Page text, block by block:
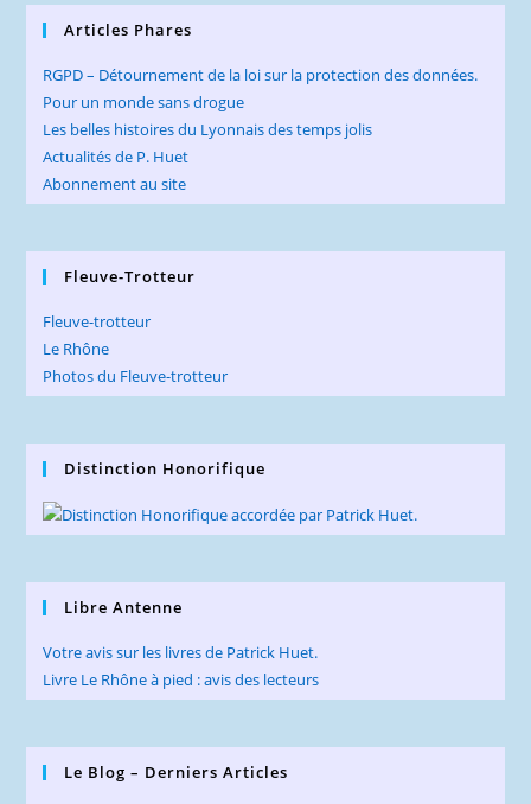
Articles Phares
RGPD – Détournement de la loi sur la protection des données.
Pour un monde sans drogue
Les belles histoires du Lyonnais des temps jolis
Actualités de P. Huet
Abonnement au site
Fleuve-Trotteur
Fleuve-trotteur
Le Rhône
Photos du Fleuve-trotteur
Distinction Honorifique
Libre Antenne
Votre avis sur les livres de Patrick Huet.
Livre Le Rhône à pied : avis des lecteurs
Le Blog – Derniers Articles